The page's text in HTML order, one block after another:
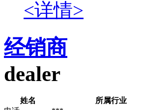
<详情>
经销商
dealer
姓名 所属行业